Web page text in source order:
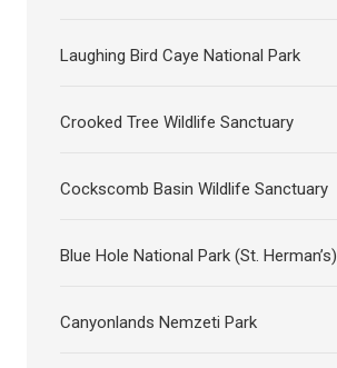
Laughing Bird Caye National Park
Crooked Tree Wildlife Sanctuary
Cockscomb Basin Wildlife Sanctuary
Blue Hole National Park (St. Herman’s)
Canyonlands Nemzeti Park